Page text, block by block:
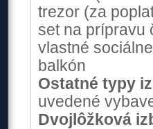
trezor (za
set na prípravu
vlastné
balkón
Ostatné typy
uvedené
Dvojlôžková